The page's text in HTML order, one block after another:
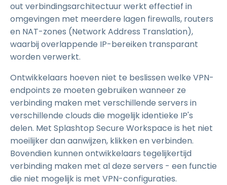
out verbindingsarchitectuur werkt effectief in
omgevingen met meerdere lagen firewalls, routers
en NAT-zones (Network Address Translation),
waarbij overlappende IP-bereiken transparant
worden verwerkt.
Ontwikkelaars hoeven niet te beslissen welke VPN-
endpoints ze moeten gebruiken wanneer ze
verbinding maken met verschillende servers in
verschillende clouds die mogelijk identieke IP's
delen. Met Splashtop Secure Workspace is het niet
moeilijker dan aanwijzen, klikken en verbinden.
Bovendien kunnen ontwikkelaars tegelijkertijd
verbinding maken met al deze servers - een functie
die niet mogelijk is met VPN-configuraties.